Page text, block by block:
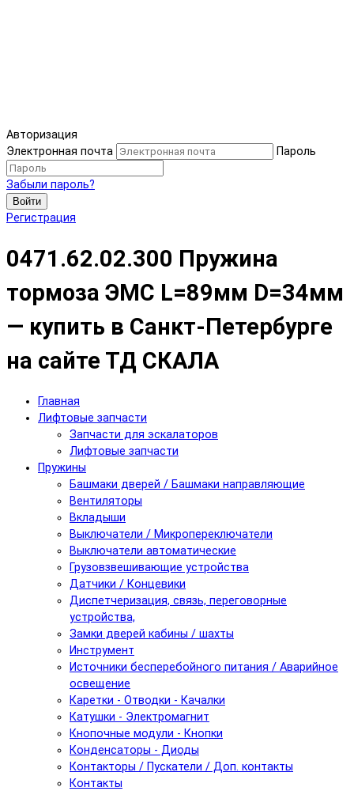
Авторизация
Электронная почта
Пароль
Забыли пароль?
Войти
Регистрация
0471.62.02.300 Пружина
тормоза ЭМС L=89мм D=34мм
— купить в Санкт-Петербурге
на сайте ТД СКАЛА
Главная
Лифтовые запчасти
Запчасти для эскалаторов
Лифтовые запчасти
Пружины
Башмаки дверей / Башмаки направляющие
Вентиляторы
Вкладыши
Выключатели / Микропереключатели
Выключатели автоматические
Грузовзвешивающие устройства
Датчики / Концевики
Диспетчеризация, связь, переговорные
устройства,
Замки дверей кабины / шахты
Инструмент
Источники бесперебойного питания / Аварийное
освещение
Каретки - Отводки - Качалки
Катушки - Электромагнит
Кнопочные модули - Кнопки
Конденсаторы - Диоды
Контакторы / Пускатели / Доп. контакты
Контакты